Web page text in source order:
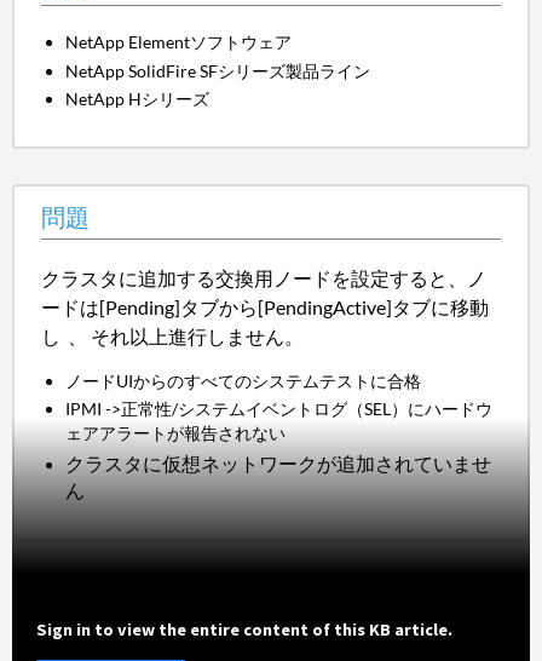
NetApp Elementソフトウェア
NetApp SolidFire SFシリーズ製品ライン
NetApp Hシリーズ
問題
クラスタに追加する交換用ノードを設定すると、ノ
ードは[Pending]タブから[PendingActive]タブに移動
し
それ以上進行しません。
ノードUIからのすべてのシステムテストに合格
IPMI ->正常性/システムイベントログ（SEL）にハードウ
ェアアラートが報告されない
クラスタに仮想ネットワークが追加されていませ
ん
Sign in to view the entire content of this KB article.